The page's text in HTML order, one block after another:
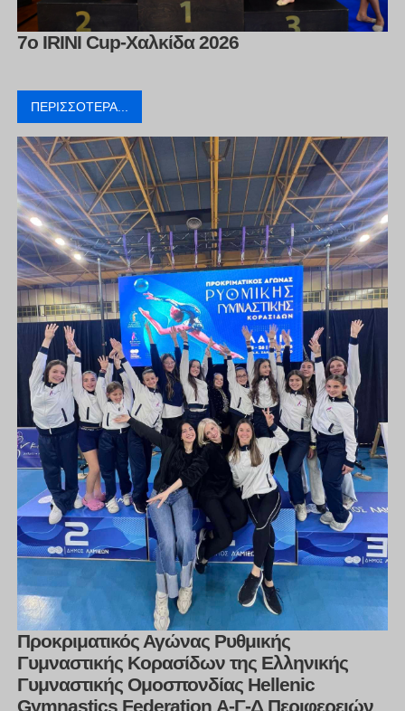
7o IRINI Cup-Χαλκίδα 2026
ΠΕΡΙΣΣΌΤΕΡΑ...
Προκριματικός Αγώνας Ρυθμικής
Γυμναστικής Κορασίδων της Ελληνικής
Γυμναστικής Ομοσπονδίας Hellenic
Gymnastics Federation Α-Γ-Δ Περιφερειών